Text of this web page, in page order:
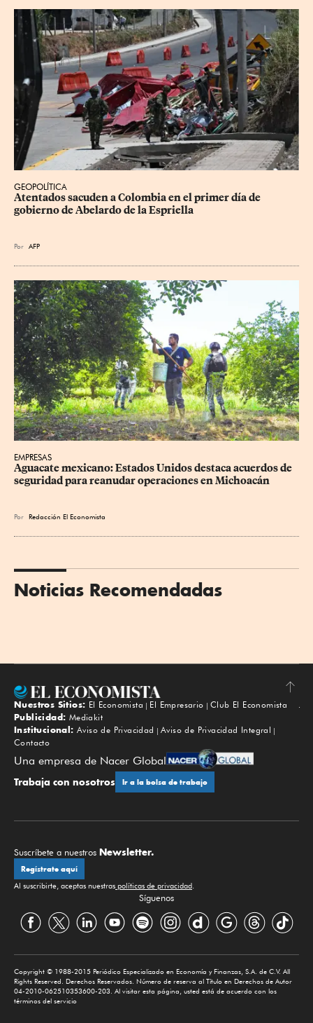
GEOPOLÍTICA
Atentados sacuden a Colombia en el primer día de
gobierno de Abelardo de la Espriella
Por AFP
EMPRESAS
Aguacate mexicano: Estados Unidos destaca acuerdos de
seguridad para reanudar operaciones en Michoacán
Por Redacción El Economista
Noticias Recomendadas
Subir
Nuestros Sitios: El Economista El Empresario
Club El Economista
Publicidad: Mediakit
Institucional: Aviso de Privacidad
Aviso de Privacidad Integral
Contacto
Una empresa de Nacer Global
Trabaja con nosotros Ir a la bolsa de trabajo
Suscríbete a nuestros Newsletter.
Regístrate aquí
Al suscribirte, aceptas nuestras políticas de privacidad.
Síguenos
Copyright © 1988-2015 Periódico Especializado en Economía y Finanzas, S.A. de C.V. All
Rights Reserved. Derechos Reservados. Número de reserva al Título en Derechos de Autor
04-2010-062510353600-203. Al visitar esta página, usted está de acuerdo con los
términos del servicio